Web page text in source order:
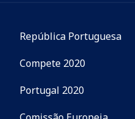
República Portuguesa
Compete 2020
Portugal 2020